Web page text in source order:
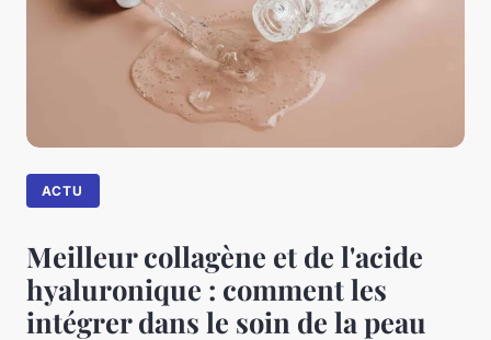
ACTU
Meilleur collagène et de l'acide
hyaluronique : comment les
intégrer dans le soin de la peau